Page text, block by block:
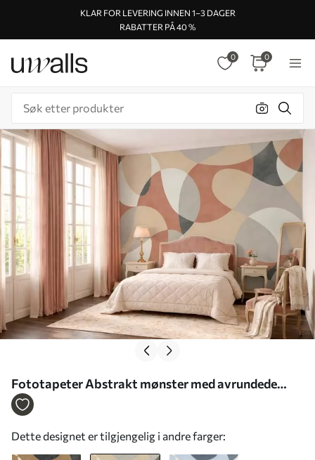
KLAR FOR LEVERING INNEN 1–3 DAGER
RABATTER PÅ 40 %
0 0
Fototapeter Abstrakt mønster med avrundede
former i varme farger Nr. w05149v1
Dette designet er tilgjengelig i andre farger: